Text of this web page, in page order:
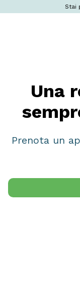
Stai
Una
Prenota un